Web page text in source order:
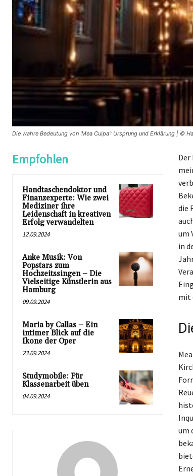
Die wahre Bedeutung von 'Mea Culpa': Ursprung und Erklärung | ©
Empfohlen
Handtaschendoktor und
Finanzexperte: Wie zwei
Mediziner ihre
Leidenschaft in kreativen
Erfolg verwandelten
12.09.2024
Anke Musik: Von
Popstars zum
Hochzeitssingen – Die
Vielseitige Künstlerin aus
Hamburg
09.09.2024
Maria by Callas – Ein
intimer Blick auf die
Ikone der Oper
23.09.2024
Studymobile: Für
Klassenarbeit üben
04.09.2024
Der
die
um
in
mit
um